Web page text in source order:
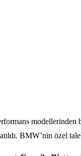
modellerinden
BMW’nin özel